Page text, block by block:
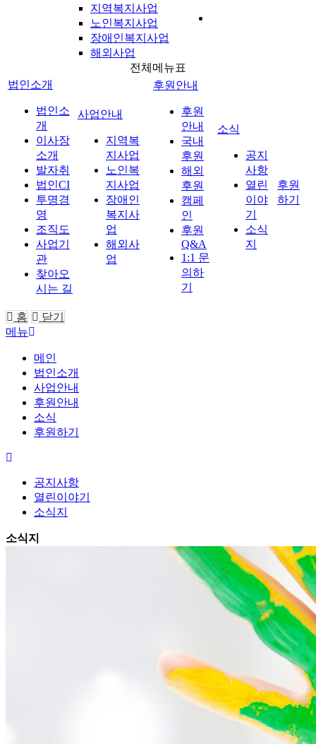
지역복지사업
노인복지사업
장애인복지사업
해외사업
전체메뉴표
법인소개
법인소
개
이사장
소개
발자취
법인CI
투명경
영
조직도
사업기
관
찾아오
시는 길
사업안내
지역복
지사업
노인복
지사업
장애인
복지사
업
해외사
업
후원안내
후원
안내
국내
후원
해외
후원
캠페
인
후원
Q&A
1:1 문
의하
기
소식
공지
사항
열린
이야
기
소식
지
후원
하기
홈
닫기
메뉴
메인
법인소개
사업안내
후원안내
소식
후원하기
공지사항
열린이야기
소식지
소식지